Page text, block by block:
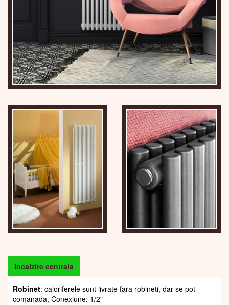
Incalzire centrala
Robinet: caloriferele sunt livrate fara robineti, dar se pot
comanada, Conexiune: 1/2"